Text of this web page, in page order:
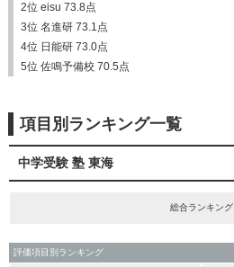
2位 eisu 73.8点
3位 名進研 73.1点
4位 日能研 73.0点
5位 佐鳴予備校 70.5点
項目別ランキング一覧
中学受験 塾 東海
総合ランキング
評価項目別ランキング